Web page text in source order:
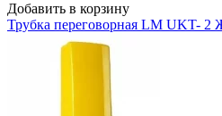
Добавить в корзину
Трубка переговорная LM UKT- 2